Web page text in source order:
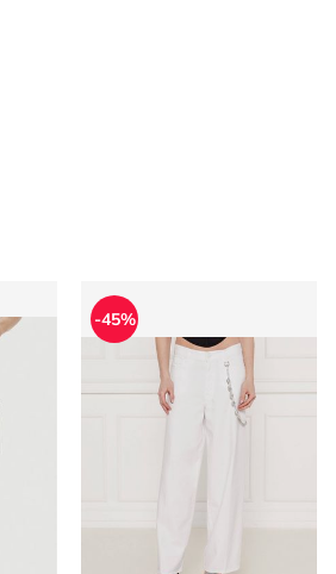
Jeansy damskie casual Pinko
-45%